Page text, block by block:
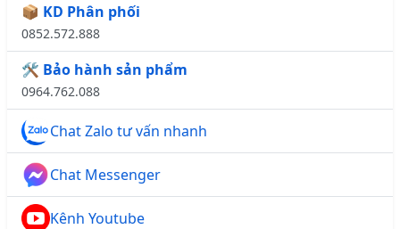
📦 KD Phân phối
0852.572.888
🛠️ Bảo hành sản phẩm
0964.762.088
Chat Zalo tư vấn nhanh
Chat Messenger
Kênh Youtube